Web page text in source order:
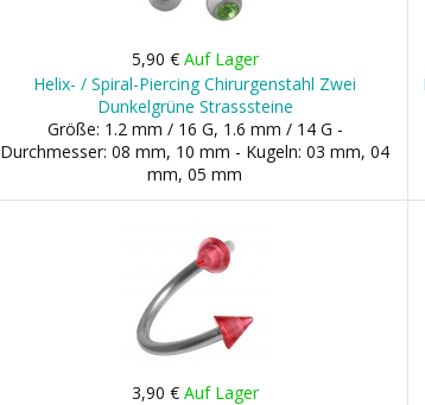
5,90 € Auf Lager
Helix- / Spiral-Piercing Chirurgenstahl Zwei
Dunkelgrüne Strasssteine
Größe: 1.2 mm / 16 G, 1.6 mm / 14 G -
Durchmesser: 08 mm, 10 mm - Kugeln: 03 mm, 04
mm, 05 mm
3,90 € Auf Lager